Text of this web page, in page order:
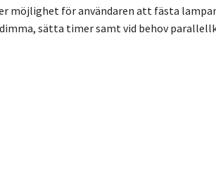
möjlighet för användaren att fästa
sätta timer samt vid behov